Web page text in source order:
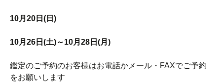
10月20日(日)
10月26日(土)～10月28日(月)
鑑定のご予約のお客様はお電話かメール・FAXでご予約
をお願いします